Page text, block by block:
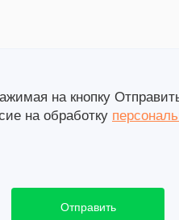
на кнопку
на обработку
Отправить